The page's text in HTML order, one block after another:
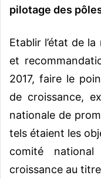
pilotage des
Etablir l’état de
et
2017, faire le
de croissance,
nationale de
tels étaient les
comité
croissance au titre